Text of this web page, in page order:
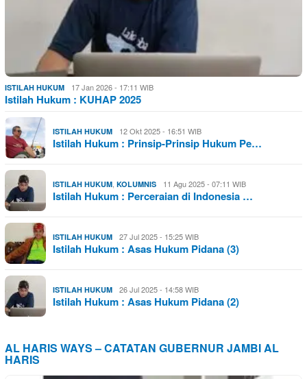
ISTILAH HUKUM 17 Jan 2026 - 17:11 WIB
Istilah Hukum : KUHAP 2025
ISTILAH HUKUM 12 Okt 2025 - 16:51 WIB
Istilah Hukum : Prinsip-Prinsip Hukum Pe…
ISTILAH HUKUM, KOLUMNIS 11 Agu 2025 - 07:11 WIB
Istilah Hukum : Perceraian di Indonesia …
ISTILAH HUKUM 27 Jul 2025 - 15:25 WIB
Istilah Hukum : Asas Hukum Pidana (3)
ISTILAH HUKUM 26 Jul 2025 - 14:58 WIB
Istilah Hukum : Asas Hukum Pidana (2)
AL HARIS WAYS – CATATAN GUBERNUR JAMBI AL
HARIS